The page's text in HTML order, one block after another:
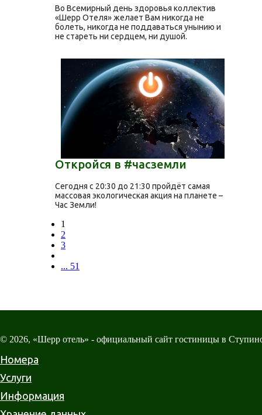
Во Всемирный день здоровья коллектив
«Шерр Отеля» желает Вам никогда не
болеть, никогда не поддаваться унынию и
не стареть ни сердцем, ни душой.
Откройся в #часземли
Сегодня с 20:30 до 21:30 пройдёт самая
массовая экологическая акция на планете –
Час Земли!
1
2
3
... 51
© 2026, «Шерр отель» - официальный сайт гостиницы в
Номера
Услуги
Информация